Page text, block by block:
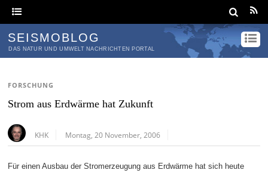
SEISMOBLOG
DAS NATUR UND UMWELT NACHRICHTEN PORTAL
FORSCHUNG
Strom aus Erdwärme hat Zukunft
KHK Montag, 20 November, 2006
Für einen Ausbau der Stromerzeugung aus Erdwärme hat sich heute